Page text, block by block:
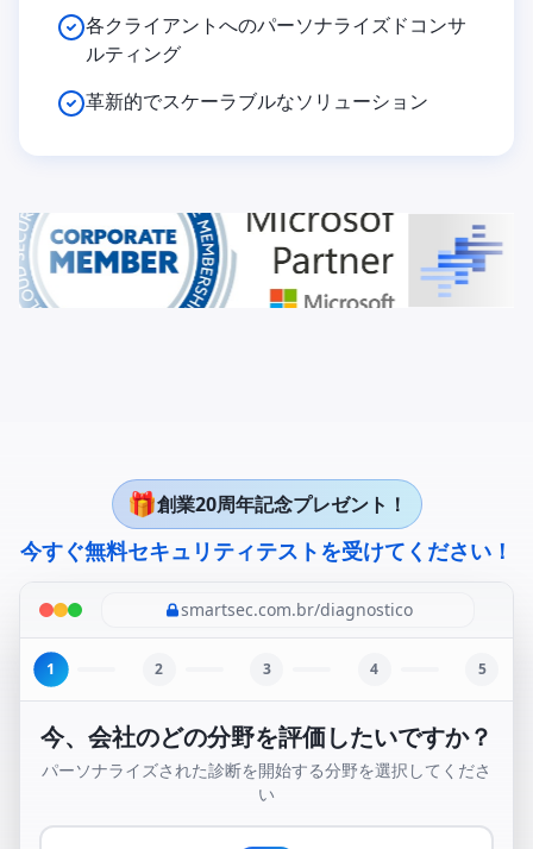
各クライアントへのパーソナライズドコンサ
ルティング
革新的でスケーラブルなソリューション
🎁創業20周年記念プレゼント！
今すぐ無料セキュリティテストを受けてください！
smartsec.com.br/diagnostico
1 2 3 4 5
今、会社のどの分野を評価したいですか？
パーソナライズされた診断を開始する分野を選択してくださ
い